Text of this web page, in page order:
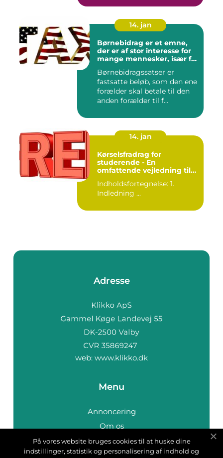
14. jan
Børnebidrag er et emne,
der er af stor interesse for
mange mennesker, især for
forældreskab eller
skilsmisseprocesser
Børnebidragssatser er
fastsatte beløb, som den ene
forælder skal betale til den
anden forælder til f...
14. jan
Kørselsfradrag for
studerende - En
omfattende vejledning til
Indholdsfortegnelse: 1.
Indledning ...
Adresse
web: www.klikko.dk
Menu
Annoncering
Om os
Cookies
Kontakt os
På vores website bruges cookies til at huske dine
indstillinger, statistik og personalisering af indhold og